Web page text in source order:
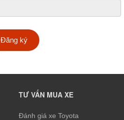
Đăng ký
TƯ VẤN MUA XE
Đánh giá xe Toyota